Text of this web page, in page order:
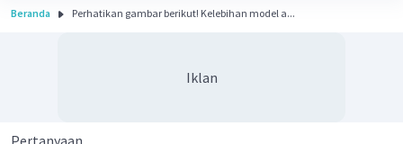
Beranda Perhatikan gambar berikut! Kelebihan model a...
Iklan
Pertanyaan